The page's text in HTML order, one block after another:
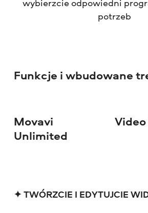
wybierzcie odpowiedni
potrzeb
Funkcje i wbudowane
Movavi
Unlimited
✦ TWÓRZCIE I EDYTUJCIE